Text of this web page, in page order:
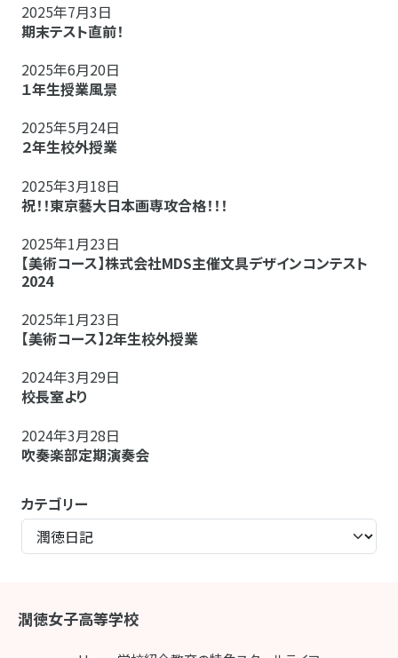
2025年7月3日
期末テスト直前！
2025年6月20日
１年生授業風景
2025年5月24日
２年生校外授業
2025年3月18日
祝！！東京藝大日本画専攻合格！！！
2025年1月23日
【美術コース】株式会社MDS主催文具デザインコンテスト
2024
2025年1月23日
【美術コース】2年生校外授業
2024年3月29日
校長室より
2024年3月28日
吹奏楽部定期演奏会
カテゴリー
潤徳女子高等学校